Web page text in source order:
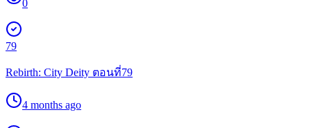
0
79
Rebirth: City Deity ตอนที่79
4 months ago